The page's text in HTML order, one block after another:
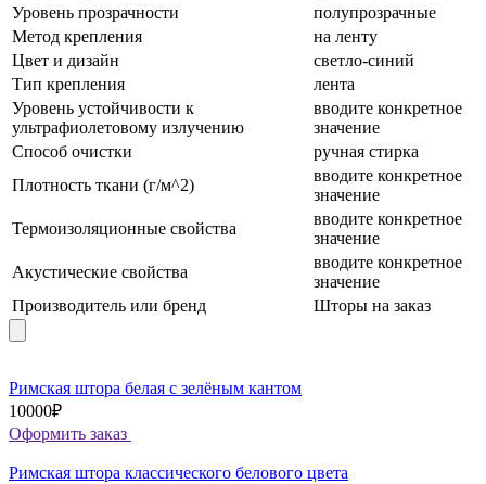
Уровень прозрачности
полупрозрачные
Метод крепления
на ленту
Цвет и дизайн
светло-синий
Тип крепления
лента
Уровень устойчивости к
ультрафиолетовому излучению
вводите конкретное
значение
Способ очистки
ручная стирка
Плотность ткани (г/м^2)
вводите конкретное
значение
Термоизоляционные свойства
вводите конкретное
значение
Акустические свойства
вводите конкретное
значение
Производитель или бренд
Шторы на заказ
Римская штора белая с зелёным кантом
10000₽
Оформить заказ
Римская штора классического белового цвета